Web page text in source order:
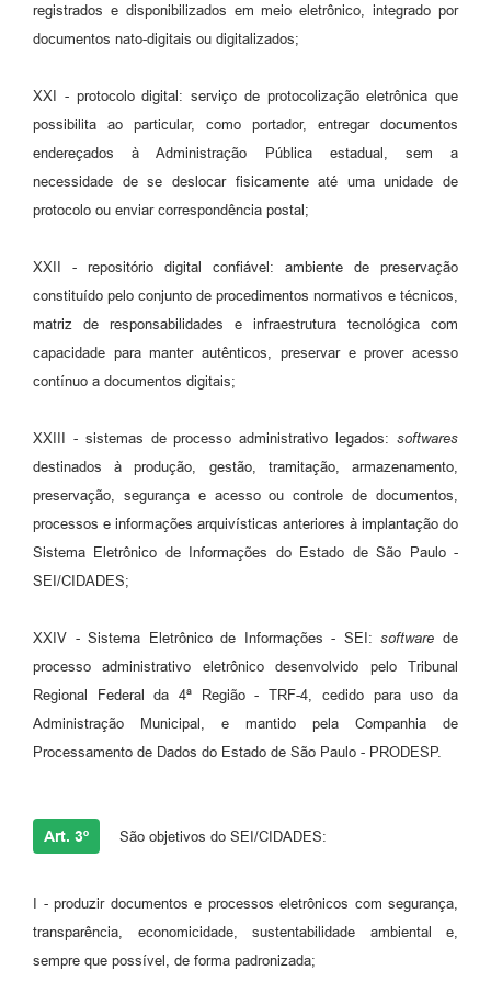
registrados e disponibilizados em meio eletrônico, integrado por
documentos nato-digitais ou digitalizados;
XXI - protocolo digital: serviço de protocolização eletrônica que
possibilita ao particular, como portador, entregar documentos
endereçados à Administração Pública estadual, sem a
necessidade de se deslocar fisicamente até uma unidade de
protocolo ou enviar correspondência postal;
XXII - repositório digital confiável: ambiente de preservação
constituído pelo conjunto de procedimentos normativos e técnicos,
matriz de responsabilidades e infraestrutura tecnológica com
capacidade para manter autênticos, preservar e prover acesso
contínuo a documentos digitais;
XXIII - sistemas de processo administrativo legados: softwares
destinados à produção, gestão, tramitação, armazenamento,
preservação, segurança e acesso ou controle de documentos,
processos e informações arquivísticas anteriores à implantação do
Sistema Eletrônico de Informações do Estado de São Paulo -
SEI/CIDADES;
XXIV - Sistema Eletrônico de Informações - SEI:software de
processo administrativo eletrônico desenvolvido pelo Tribunal
Regional Federal da 4ª Região - TRF-4, cedido para uso da
Administração Municipal, e mantido pela Companhia de
Processamento de Dados do Estado de São Paulo - PRODESP.
Art. 3º São objetivos do SEI/CIDADES:
I - produzir documentos e processos eletrônicos com segurança,
transparência, economicidade, sustentabilidade ambiental e,
sempre que possível, de forma padronizada;